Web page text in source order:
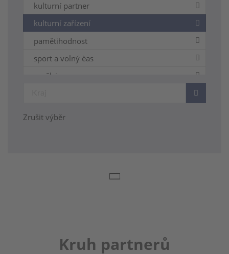
kulturní partner
kulturní zařízení
pamětihodnost
sport a volný èas
umělci
Zrušit výběr
Kruh partnerů